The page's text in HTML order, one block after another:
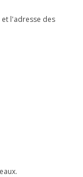
l'adresse des